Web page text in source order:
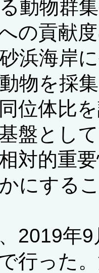
動物群
の貢献
浜海岸
物を採
位体比
盤とし
対的重
にする
2019年9
行った